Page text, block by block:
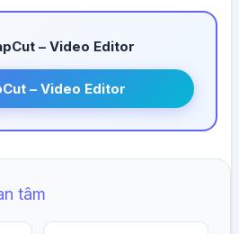
– Video Editor
– Video Editor
tâm